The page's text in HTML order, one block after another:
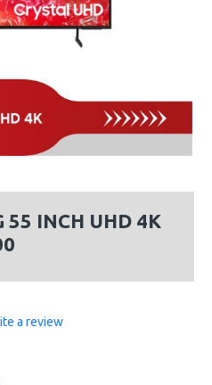
55 INCH UHD 4K
a review